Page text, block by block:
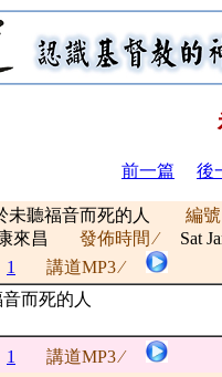
前一篇 後
聽福音而死的人 編
來昌 發佈時間 ∕
Sat
1
講道MP3 ∕
而死的人
1 講道MP3 ∕